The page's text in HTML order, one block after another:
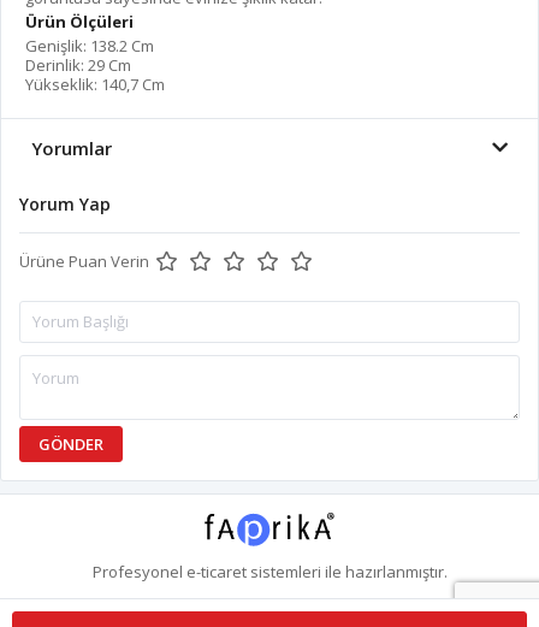
Ürün Ölçüleri
Genişlik: 138.2 Cm
Derinlik: 29 Cm
Yükseklik: 140,7 Cm
Yorumlar
Yorum Yap
Ürüne Puan Verin
GÖNDER
Profesyonel e-ticaretsistemleri ile hazırlanmıştır.